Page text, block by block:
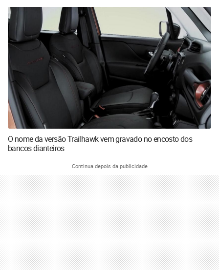
O nome da versão Trailhawk vem gravado no encosto dos
bancos dianteiros
Continua depois da publicidade